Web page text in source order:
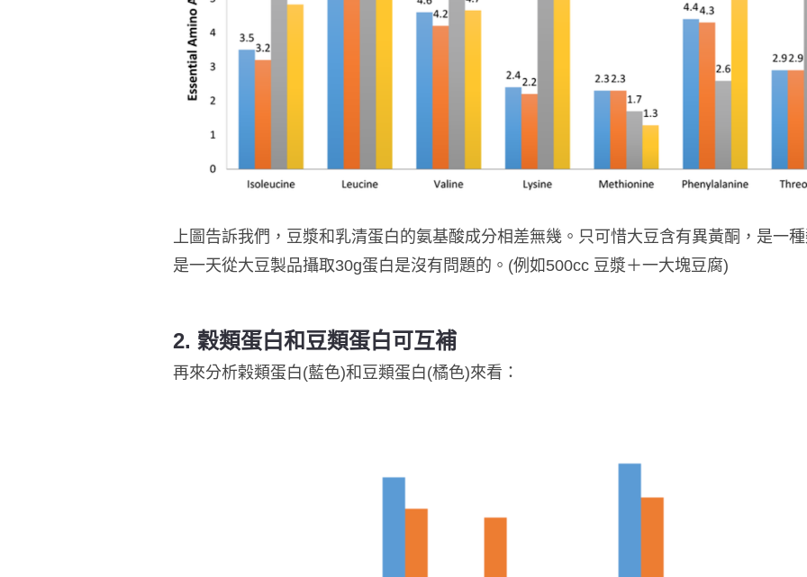
上圖告訴我們，豆漿和乳清蛋白的氨基酸成分相差無幾。只可惜大豆含有異黃酮，是一
是一天從大豆製品攝取30g蛋白是沒有問題的。(例如500cc 豆漿＋一大塊豆腐)
2. 穀類蛋白和豆類蛋白可互補
再來分析榖類蛋白(藍色)和豆類蛋白(橘色)來看：